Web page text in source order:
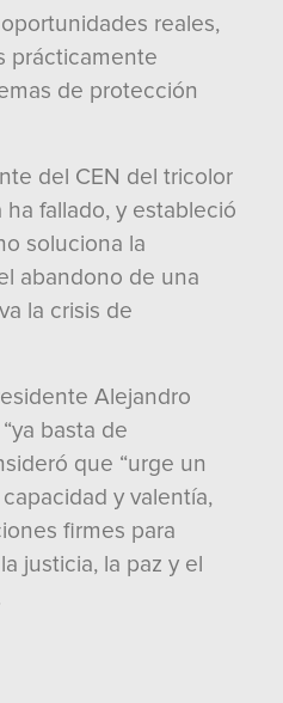
reales,
prácticamente
de protección
del CEN del tricolor
fallado, y estableció
soluciona la
abandono de una
la crisis de
Alejandro
basta de
que “urge un
y valentía,
firmes para
justicia, la paz y el